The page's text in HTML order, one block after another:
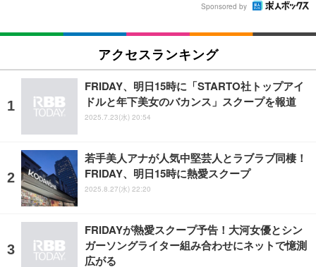
Sponsored by
アクセスランキング
FRIDAY、明日15時に「STARTO社トップアイ
ドルと年下美女のバカンス」スクープを報道
2025.7.23(水) 20:54
若手美人アナが人気中堅芸人とラブラブ同棲！
FRIDAY、明日15時に熱愛スクープ
2025.8.27(水) 22:20
FRIDAYが熱愛スクープ予告！大河女優とシン
ガーソングライター組み合わせにネットで憶測
広がる